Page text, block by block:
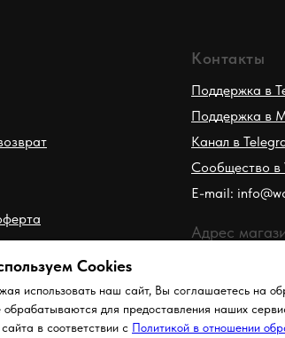
Контакты
Поддержка в
Поддержка в
Канал в
Сообщество в
E-mail:
Адрес
г. Москва, ул.
Сookies
использовать наш сайт, Вы соглашаетесь на
для предоставления наших
в соответствии с Политикой в отношении